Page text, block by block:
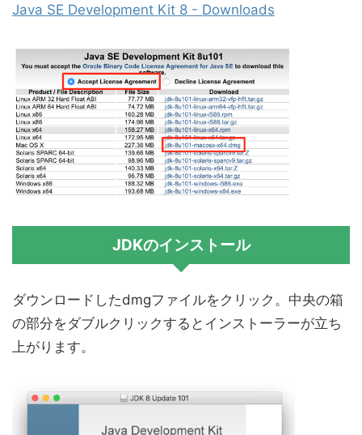
Java SE Development Kit 8 - Downloads
JDKのインストール
ダウンロードしたdmgファイルをクリック。中央の箱
の部分をダブルクリックするとインストーラーが立ち
上がります。